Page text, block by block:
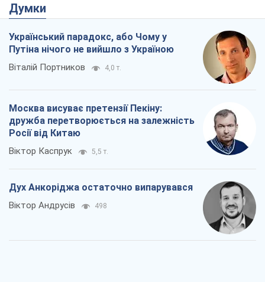
Думки
Український парадокс, або Чому у
Путіна нічого не вийшло з Україною
Віталій Портников 4,0 т.
Москва висуває претензії Пекіну:
дружба перетворюється на залежність
Росії від Китаю
Віктор Каспрук 5,5 т.
Дух Анкоріджа остаточно випарувався
Віктор Андрусів 498